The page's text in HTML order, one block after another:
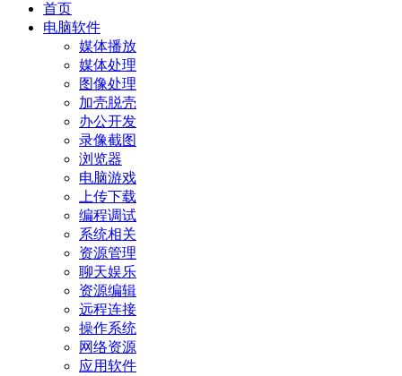
首页
电脑软件
媒体播放
媒体处理
图像处理
加壳脱壳
办公开发
录像截图
浏览器
电脑游戏
上传下载
编程调试
系统相关
资源管理
聊天娱乐
资源编辑
远程连接
操作系统
网络资源
应用软件